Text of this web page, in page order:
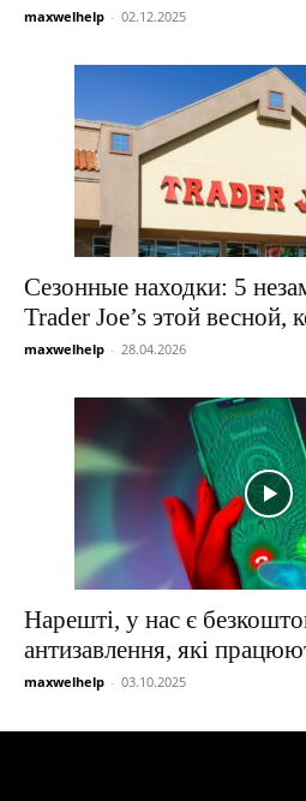
maxwelhelp - 02.12.2025
Сезонные находки: 5
Trader Joe’s этой весной,
maxwelhelp - 28.04.2026
Нарешті, у нас є
антизавлення, які
maxwelhelp - 03.10.2025